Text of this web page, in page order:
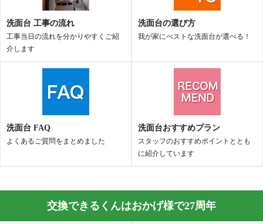
洗面台 工事の流れ
工事当日の流れを分かりやすくご紹
介します
洗面台の選び方
我が家にべストな洗面台が選べる！
洗面台 FAQ
よくあるご質問をまとめました
洗面台おすすめプラン
スタッフのおすすめポイントととも
に紹介しています
交換できるくんはおかげ様で27周年